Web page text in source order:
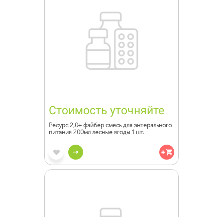
Стоимость уточняйте
Ресурс 2,0+ файбер смесь для энтерального
питания 200мл лесные ягоды 1 шт.